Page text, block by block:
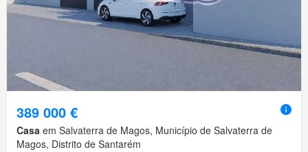
389 000 €
Casa em Salvaterra de Magos, Município de Salvaterra de
Magos, Distrito de Santarém